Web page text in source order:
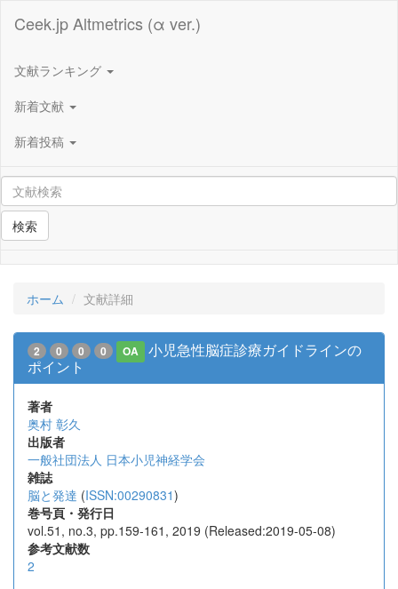
Ceek.jp Altmetrics (α ver.)
文献ランキング
新着文献
新着投稿
検索
ホーム 文献詳細
2 0 0 0 OA
小児急性脳症診療ガイドラインの
ポイント
著者
奥村 彰久
出版者
一般社団法人 日本小児神経学会
雑誌
脳と発達 (ISSN:00290831)
巻号頁・発行日
vol.51, no.3, pp.159-161, 2019 (Released:2019-05-08)
参考文献数
2